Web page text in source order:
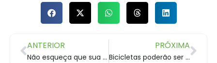
ANTERIOR
Não esqueça que sua bike está no teto do carro!
PRÓXIMA
Bicicletas poderão ser transportadas nos ônibus em Curitiba